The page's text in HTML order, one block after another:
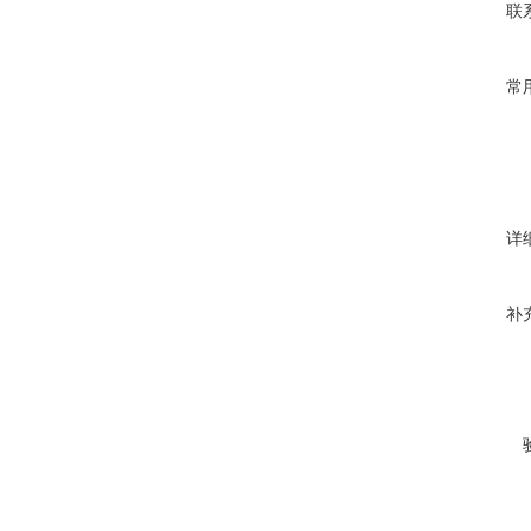
联
常
详
补